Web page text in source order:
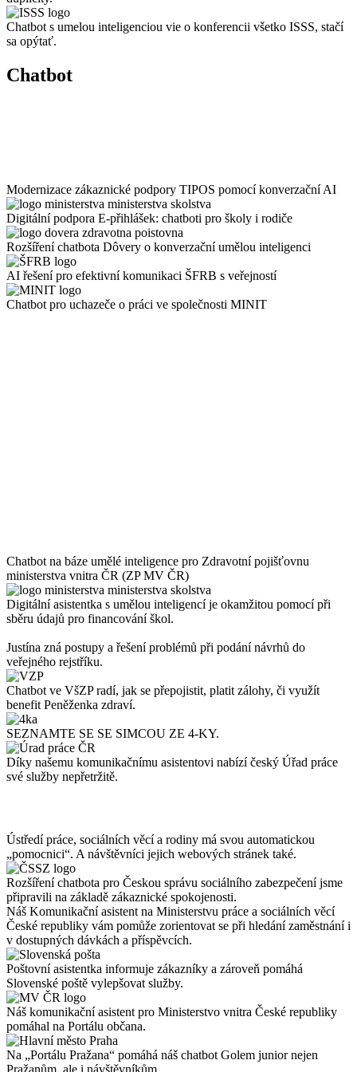
Chatbot s umelou inteligenciou vie o konferencii všetko ISSS, stačí
sa opýtať.
Chatbot
Modernizace zákaznické podpory TIPOS pomocí konverzační AI
Digitální podpora E-přihlášek: chatboti pro školy i rodiče
Rozšíření chatbota Dôvery o konverzační umělou inteligenci
AI řešení pro efektivní komunikaci ŠFRB s veřejností
Chatbot pro uchazeče o práci ve společnosti MINIT
Chatbot na báze umělé inteligence pro Zdravotní pojišťovnu
ministerstva vnitra ČR (ZP MV ČR)
Digitální asistentka s umělou inteligencí je okamžitou pomocí při
sběru údajů pro financování škol.
Justína zná postupy a řešení problémů při podání návrhů do
veřejného rejstříku.
Chatbot ve VšZP radí, jak se přepojistit, platit zálohy, či využít
benefit Peněženka zdraví.
SEZNAMTE SE SE SIMCOU ZE 4-KY.
Díky našemu komunikačnímu asistentovi nabízí český Úřad práce
své služby nepřetržitě.
Ústředí práce, sociálních věcí a rodiny má svou automatickou
„pomocnici“. A návštěvníci jejich webových stránek také.
Rozšíření chatbota pro Českou správu sociálního zabezpečení jsme
připravili na základě zákaznické spokojenosti.
Náš Komunikační asistent na Ministerstvu práce a sociálních věcí
České republiky vám pomůže zorientovat se při hledání zaměstnání i
v dostupných dávkách a příspěvcích.
Poštovní asistentka informuje zákazníky a zároveň pomáhá
Slovenské poště vylepšovat služby.
Náš komunikační asistent pro Ministerstvo vnitra České republiky
pomáhal na Portálu občana.
Na „Portálu Pražana“ pomáhá náš chatbot Golem junior nejen
Pražanům, ale i návštěvníkům.